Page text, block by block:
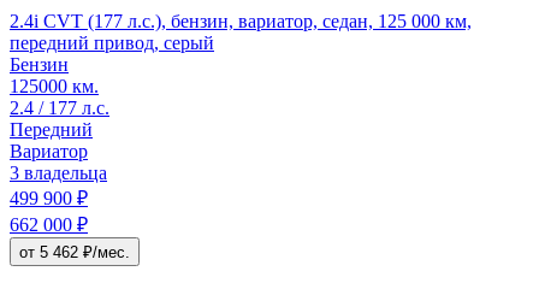
2.4i CVT (177 л.с.), бензин, вариатор, седан, 125 000 км,
передний привод, серый
Бензин
125000 км.
2.4 / 177 л.с.
Передний
Вариатор
3 владельца
499 900 ₽
662 000 ₽
от 5 462 ₽/мес.